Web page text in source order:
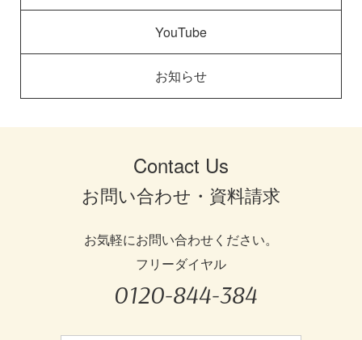
YouTube
お知らせ
Contact Us
お問い合わせ・資料請求
お気軽にお問い合わせください。
フリーダイヤル
0120-844-384